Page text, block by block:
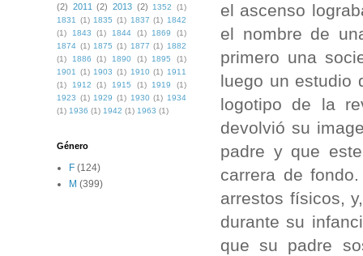
el ascenso
el nombre de
primero una
luego un estudio
logotipo de la
devolvió su
padre y que
carrera de
arrestos físicos,
durante su
que su padre
(2) 2011 (2) 2013 (2) 1352
(1)
1831 (1) 1835 (1) 1837 (1) 1842
(1)
1843 (1) 1844 (1) 1869
(1)
1874 (1) 1875 (1) 1877 (1) 1882
(1)
1886 (1) 1890 (1) 1895
(1)
1901 (1) 1903 (1) 1910 (1) 1911
(1)
1912 (1) 1915 (1) 1919
(1)
1923 (1) 1929 (1) 1930 (1) 1934
(1) 1936 (1) 1942 (1) 1963 (1)
Género
F (124)
M (399)